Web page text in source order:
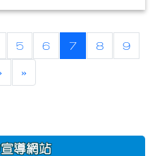
5 6 7(current)
8 9
› »
導網站